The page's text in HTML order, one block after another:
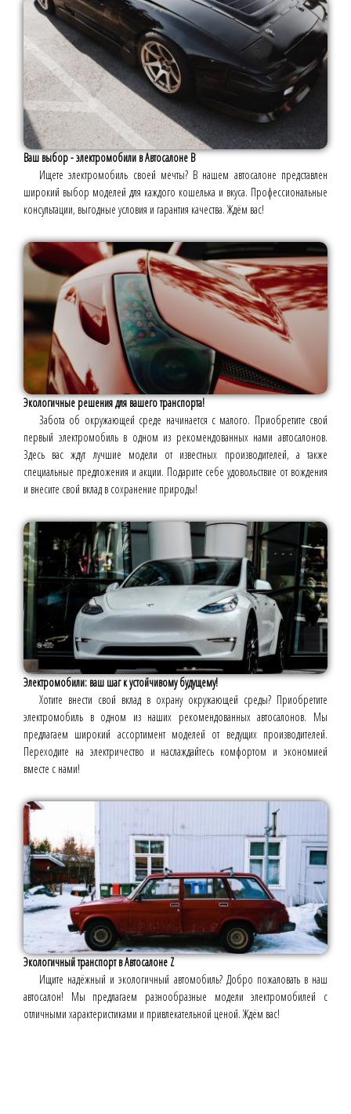
Ваш выбор - электромобили в Автосалоне B
Ищете электромобиль своей мечты? В нашем автосалоне представлен
широкий выбор моделей для каждого кошелька и вкуса. Профессиональные
консультации, выгодные условия и гарантия качества. Ждём вас!
Экологичные решения для вашего транспорта!
Забота об окружающей среде начинается с малого. Приобретите свой
первый электромобиль в одном из рекомендованных нами автосалонов.
Здесь вас ждут лучшие модели от известных производителей, а также
специальные предложения и акции. Подарите себе удовольствие от вождения
и внесите свой вклад в сохранение природы!
Электромобили: ваш шаг к устойчивому будущему!
Хотите внести свой вклад в охрану окружающей среды? Приобретите
электромобиль в одном из наших рекомендованных автосалонов. Мы
предлагаем широкий ассортимент моделей от ведущих производителей.
Переходите на электричество и наслаждайтесь комфортом и экономией
вместе с нами!
Экологичный транспорт в Автосалоне Z
Ищите надёжный и экологичный автомобиль? Добро пожаловать в наш
автосалон! Мы предлагаем разнообразные модели электромобилей с
отличными характеристиками и привлекательной ценой. Ждём вас!